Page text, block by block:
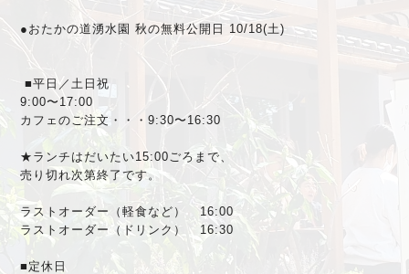
●おたかの道湧水園 秋の無料公開日 10/18(土)
■平日／土日祝
9:00〜17:00
カフェのご注文・・・9:30〜16:30
★ランチはだいたい15:00ごろまで、
売り切れ次第終了です。
ラストオーダー（軽食など） 16:00
ラストオーダー（ドリンク） 16:30
■定休日